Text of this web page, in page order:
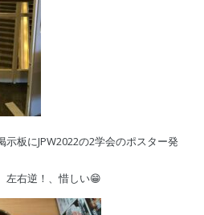
板にJPW2022の2学会のポスター発
左右逆！、惜しい😁